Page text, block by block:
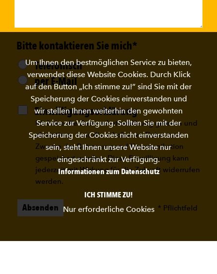
Bitte kontaktieren Sie mich*
Telefonisch
per E-Mail
Einwilligungserklärung
Ich habe dieDatenschutzerklärunggelesen und
akzeptiere, dass die erhobenen Daten zum
Zwecke der Betreuung und Kommunikation
gespeichert werden. Diese Einwilligung kann
jederzeit mit Wirkung für die Zukunft widerrufen
werden.
Absenden * Pflichtfeld
Um Ihnen den bestmöglichen Service zu bieten,
verwendet diese Website Cookies. Durch Klick
auf den Button „Ich stimme zu!” sind Sie mit der
Speicherung der Cookies einverstanden und
wir stellen Ihnen weiterhin den gewohnten
Service zur Verfügung. Sollten Sie mit der
Speicherung der Cookies nicht einverstanden
sein, steht Ihnen unsere Website nur
eingeschränkt zur Verfügung.
Informationen zum Datenschutz
ICH STIMME ZU!
Nur erforderliche Cookies